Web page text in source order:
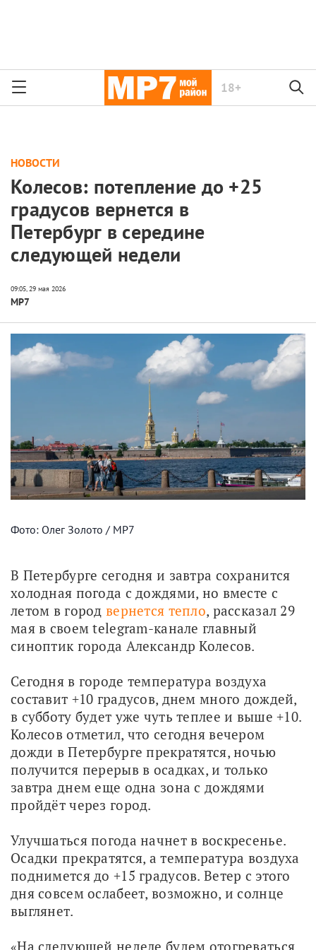
18+
НОВОСТИ
Колесов: потепление до +25
градусов вернется в
Петербург в середине
следующей недели
МР7
Фото: Олег Золото / МР7
В Петербурге сегодня и завтра сохранится
холодная погода с дождями, но вместе с
летом в город вернется тепло, рассказал 29
мая в своем telegram-канале главный
синоптик города Александр Колесов.
Сегодня в городе температура воздуха
составит +10 градусов, днем много дождей,
в субботу будет уже чуть теплее и выше +10.
Колесов отметил, что сегодня вечером
дожди в Петербурге прекратятся, ночью
получится перерыв в осадках, и только
завтра днем еще одна зона с дождями
пройдёт через город.
Улучшаться погода начнет в воскресенье.
Осадки прекратятся, а температура воздуха
поднимется до +15 градусов. Ветер с этого
дня совсем ослабеет, возможно, и солнце
выглянет.
«На следующей неделе будем отогреваться,